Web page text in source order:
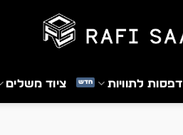
לתוויות ציוד משלים